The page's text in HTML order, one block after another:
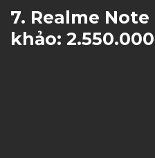
7. Realme
khảo: